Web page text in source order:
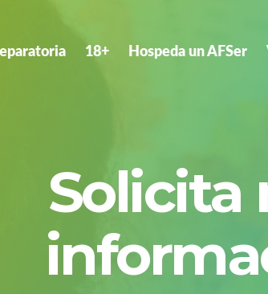
18+ Hospeda un AFSer
Solicita